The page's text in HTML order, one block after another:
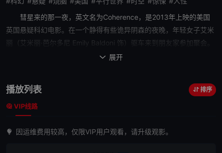
彗星来的那一夜，英文名为Coherence，是2013年上映的美国
英国悬疑科幻电影。在一个静得有些诡异阴森的夜晚，年轻女子艾米
丽（艾米丽·芭尔多尼 Emily Baldoni 饰）驱车来到朋友家参加聚会。
此前她一边开车一边和男友打电话，然而通话突然中断，她的手机屏
到来有着不祥的预感。稍后，朋友们落座，大家彼此交谈，叙说近
况，虽然言语中有着许多莫名其妙、蹊跷反常的线索，然而均被一带
户人家还在亮灯，而亮灯人家里坐着的竟是…… 本片荣获2014年阿
 展开
播放列表 排序
VIP线路
因运维费用较高，仅限VIP用户观看，请升级观影。